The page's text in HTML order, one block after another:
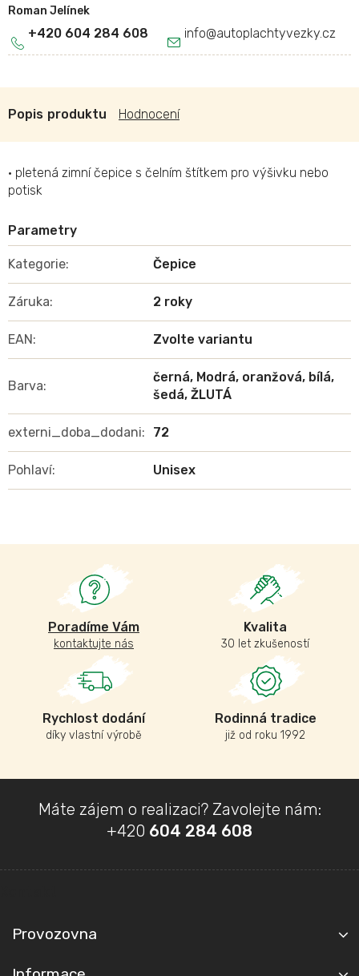
Roman Jelínek
info@autoplachtyvezky.cz
+420 604 284 608
Poradíme Vám
kontaktujte nás
Kvalita
30 let zkušeností
Rychlost dodání
díky vlastní výrobě
Rodinná tradice
již od roku 1992
Popis Hodnocení
• pletená zimní čepice s čelním štítkem pro výšivku nebo
potisk
Kategorie: Čepice
Záruka: 2 roky
EAN: Zvolte variantu
Barva:
černá, Modrá, oranžová, bílá,
šedá, ŽLUTÁ
externi_doba_dodani: 72
Pohlaví: Unisex
a
Máte zájem o realizaci? Zavolejte nám:
+420 604 284 608
Provozovna